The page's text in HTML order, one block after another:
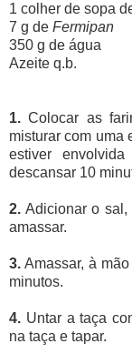
1 colher de sopa
7 g de Fermipan
350 g de água
Azeite q.b.
1. Colocar as
misturar com uma
estiver
descansar 10
2. Adicionar o
amassar.
3. Amassar, à
minutos.
4. Untar a taça
na taça e tapar.